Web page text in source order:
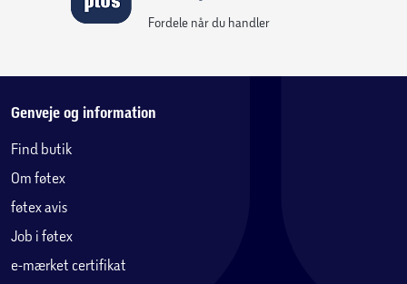
Fordele når du handler
Genveje og information
Find butik
Om føtex
føtex avis
Job i føtex
e-mærket certifikat